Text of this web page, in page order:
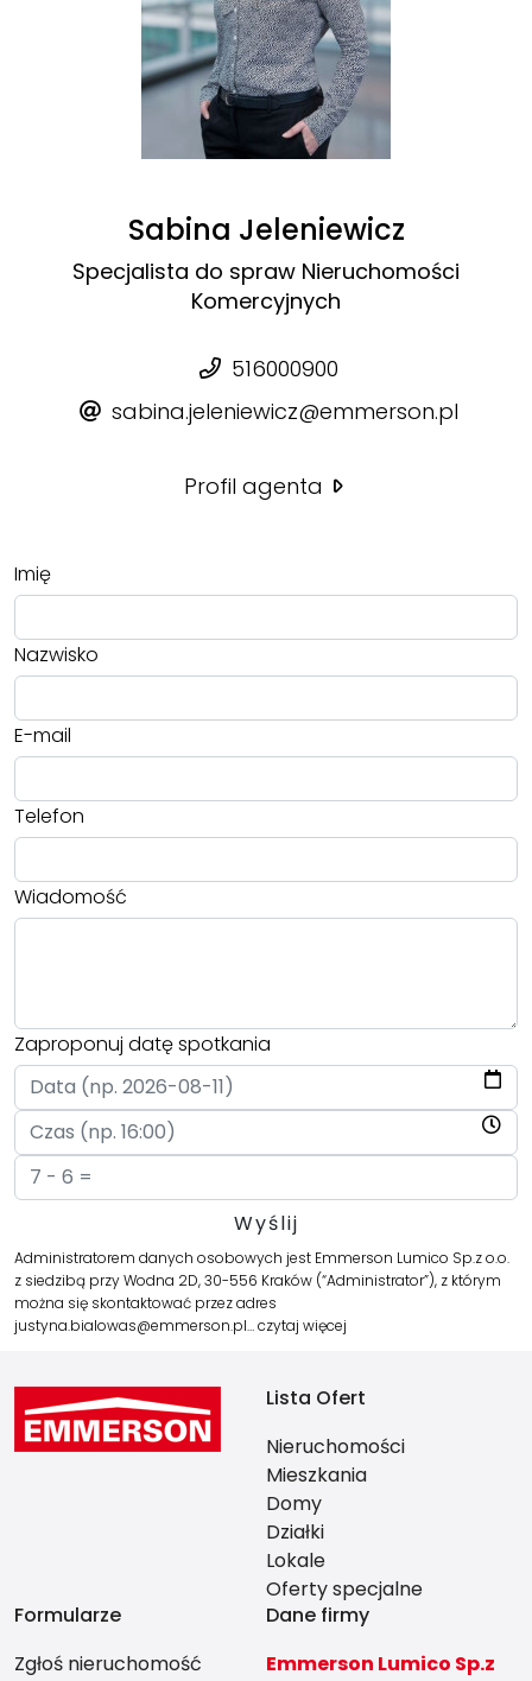
Sabina Jeleniewicz
Specjalista do spraw Nieruchomości
Komercyjnych
516000900
sabina.jeleniewicz@emmerson.pl
Profil agenta
Imię
Nazwisko
E-mail
Telefon
Wiadomość
Zaproponuj datę spotkania
Administratorem danych osobowych jest Emmerson Lumico Sp.z o.o.
z siedzibą przy Wodna 2D, 30-556 Kraków (“Administrator”), z którym
można się skontaktować przez adres
justyna.bialowas@emmerson.pl…czytaj więcej
Lista Ofert
Nieruchomości
Mieszkania
Domy
Działki
Lokale
Oferty specjalne
Formularze
Zgłoś nieruchomość
Dane firmy
Emmerson Lumico Sp.z